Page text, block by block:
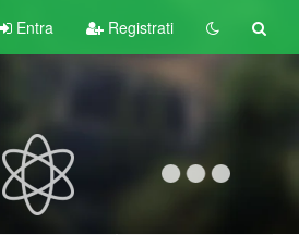
Entra Registrati